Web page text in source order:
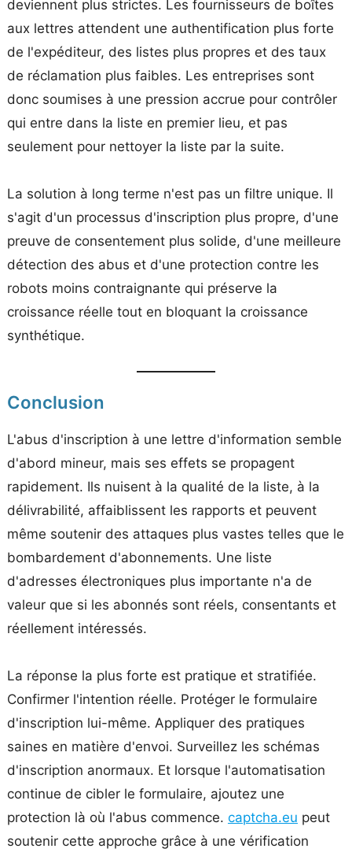
deviennent plus strictes. Les fournisseurs de boîtes
aux lettres attendent une authentification plus forte
de l'expéditeur, des listes plus propres et des taux
de réclamation plus faibles. Les entreprises sont
donc soumises à une pression accrue pour contrôler
qui entre dans la liste en premier lieu, et pas
seulement pour nettoyer la liste par la suite.
La solution à long terme n'est pas un filtre unique. Il
s'agit d'un processus d'inscription plus propre, d'une
preuve de consentement plus solide, d'une meilleure
détection des abus et d'une protection contre les
robots moins contraignante qui préserve la
croissance réelle tout en bloquant la croissance
synthétique.
Conclusion
L'abus d'inscription à une lettre d'information semble
d'abord mineur, mais ses effets se propagent
rapidement. Ils nuisent à la qualité de la liste, à la
délivrabilité, affaiblissent les rapports et peuvent
même soutenir des attaques plus vastes telles que le
bombardement d'abonnements. Une liste
d'adresses électroniques plus importante n'a de
valeur que si les abonnés sont réels, consentants et
réellement intéressés.
La réponse la plus forte est pratique et stratifiée.
Confirmer l'intention réelle. Protéger le formulaire
d'inscription lui-même. Appliquer des pratiques
saines en matière d'envoi. Surveillez les schémas
d'inscription anormaux. Et lorsque l'automatisation
continue de cibler le formulaire, ajoutez une
protection là où l'abus commence. captcha.eu peut
soutenir cette approche grâce à une vérification